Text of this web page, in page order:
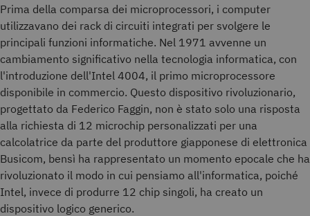
Prima della comparsa dei microprocessori, i computer
utilizzavano dei rack di circuiti integrati per svolgere le
principali funzioni informatiche. Nel 1971 avvenne un
cambiamento significativo nella tecnologia informatica, con
l'introduzione dell'Intel 4004, il primo microprocessore
disponibile in commercio. Questo dispositivo rivoluzionario,
progettato da Federico Faggin, non è stato solo una risposta
alla richiesta di 12 microchip personalizzati per una
calcolatrice da parte del produttore giapponese di elettronica
Busicom, bensì ha rappresentato un momento epocale che ha
rivoluzionato il modo in cui pensiamo all'informatica, poiché
Intel, invece di produrre 12 chip singoli, ha creato un
dispositivo logico generico.